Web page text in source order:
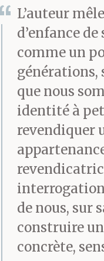
L’auteur
d’enfance
comme un
générations,
que nous
identité à
revendiquer
de nous, sur
construire
concrète,